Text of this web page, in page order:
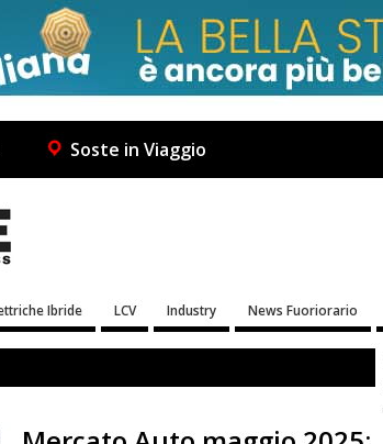
Soste in Viaggio
Ibride LCV Industry News Fuoriorario